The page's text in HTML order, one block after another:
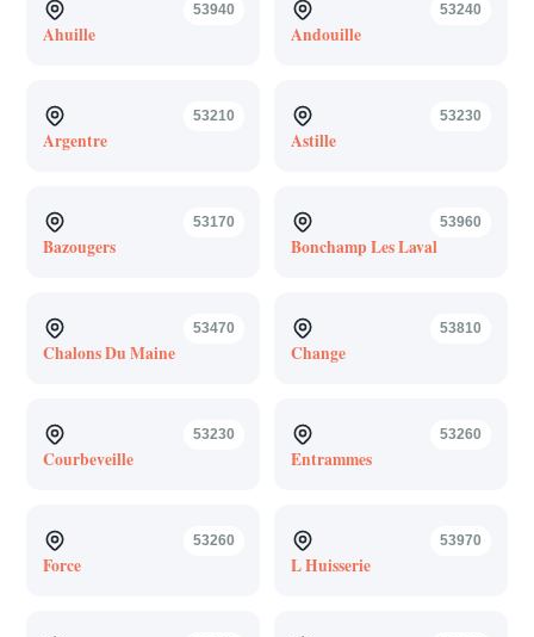
53940
Ahuille
53240
Andouille
53210
Argentre
53230
Astille
53170
Bazougers
53960
Bonchamp Les Laval
53470
Chalons Du Maine
53810
Change
53230
Courbeveille
53260
Entrammes
53260
Force
53970
L Huisserie